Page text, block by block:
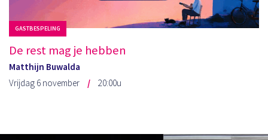
GASTBESPELING
De rest mag je hebben
Matthijn Buwalda
Vrijdag 6 november
20:00u